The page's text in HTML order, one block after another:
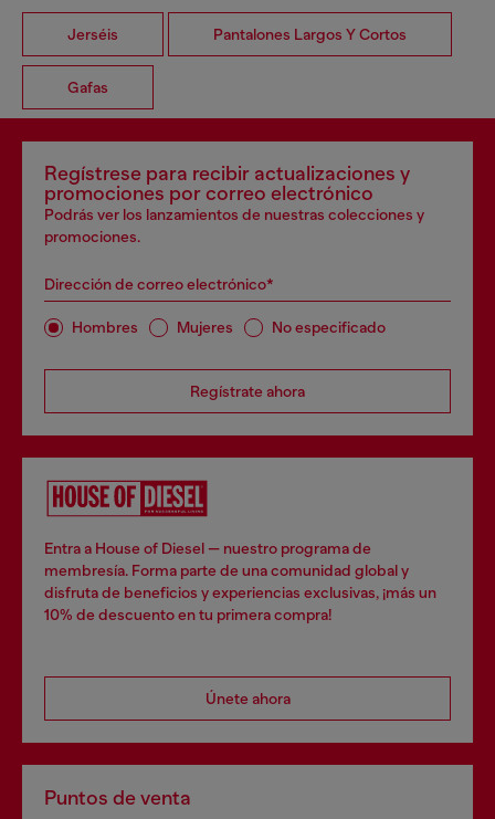
Jerséis Pantalones Largos Y Cortos
Gafas
Regístrese para recibir actualizaciones y
promociones por correo electrónico
Podrás ver los lanzamientos de nuestras colecciones y
promociones.
Dirección de correo electrónico*
Hombres Mujeres No especificado
Regístrate ahora
Entra a House of Diesel — nuestro programa de
membresía. Forma parte de una comunidad global y
disfruta de beneficios y experiencias exclusivas, ¡más un
10% de descuento en tu primera compra!
Únete ahora
Puntos de venta